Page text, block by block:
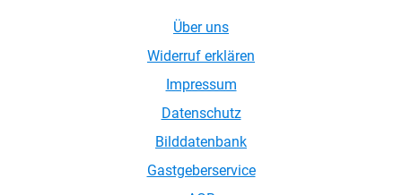
Über uns
Widerruf erklären
Impressum
Datenschutz
Bilddatenbank
Gastgeberservice